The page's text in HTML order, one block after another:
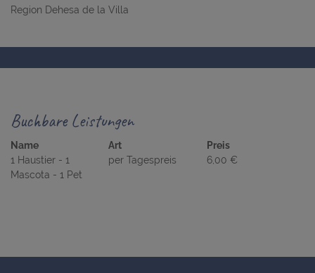
Region Dehesa de la Villa
Buchbare Leistungen
Name
1 Haustier - 1
Mascota - 1 Pet
Art
per Tagespreis
Preis
6,00 €